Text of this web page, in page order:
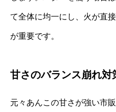
て全体に均一にし、火が直
が重要です。
甘さのバランス崩れ対
元々あんこの甘さが強い市